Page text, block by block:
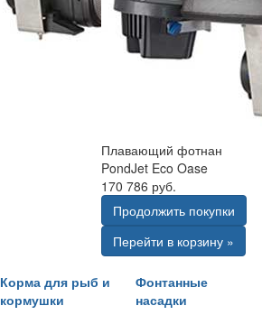
Плавающий фотнан
PondJet Eco Oase
170 786 руб.
Продолжить покупки
Перейти в корзину »
Корма для рыб и
кормушки
Фонтанные
насадки